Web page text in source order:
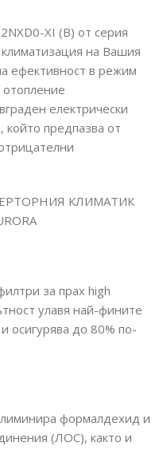
XI (B) от серия
на Вашия
ефективност в режим
електрически
който предпазва от
КЛИМАТИК
за прах high
улавя най-фините
осигурява до 80% по-
формалдехид и
(ЛОС), както и